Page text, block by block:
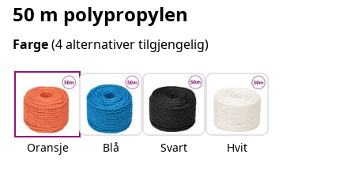
50 m polypropylen
Farge(4 alternativer tilgjengelig)
Oransje Blå Svart Hvit